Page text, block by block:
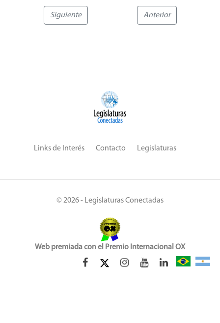
Siguiente Anterior
Links de Interés Contacto Legislaturas
© 2026 - Legislaturas Conectadas
Web premiada con el Premio Internacional OX